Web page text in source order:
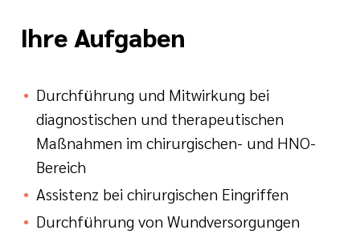
Ihre Aufgaben
Durchführung und Mitwirkung bei
diagnostischen und therapeutischen
Maßnahmen im chirurgischen- und HNO-
Bereich
Assistenz bei chirurgischen Eingriffen
Durchführung von Wundversorgungen